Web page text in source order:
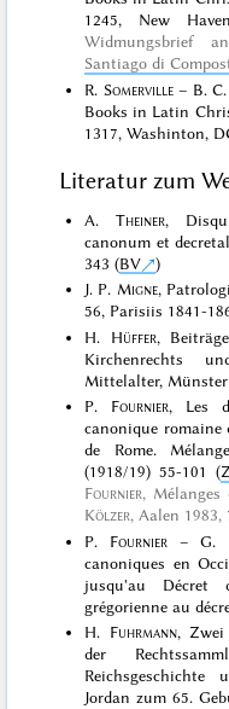
1245, New
Widmungsbrief
Santiago di
R. Somerville– B. C.
Books in Latin
1317, Washinton,
Literatur zum
A.Theiner,
canonum et
343 (BV
)
J. P. Migne,
56, Parisiis 1841-
H. Hüffer,
Kirchenrechts
Mittelalter, Münster
P. Fournier, Les
canonique romaine
de Rome.
(1918/19) 55-101 (
Fournier,
Kölzer, Aalen 1983,
P. Fournier – G.
canoniques en
jusqu'au
grégorienne au
H. Fuhrmann, Zwei
der
Reichsgeschichte
Jordan zum 65.